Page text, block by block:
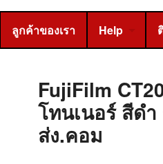
ลูกค้าของเรา Help
FujiFilm
โทนเนอร์ สีด
ส่ง.คอม